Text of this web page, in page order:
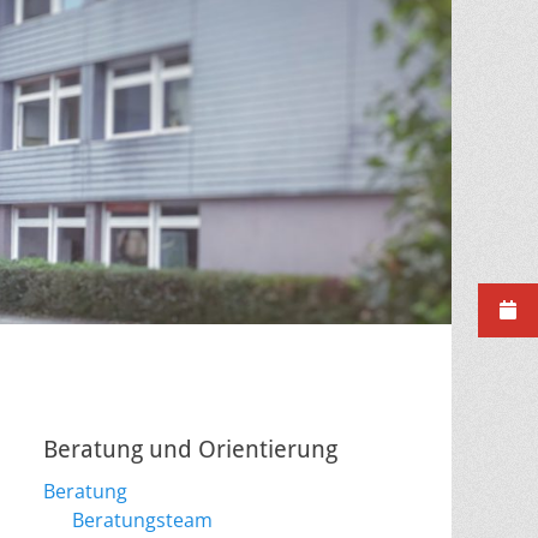
Beratung und Orientierung
Beratung
Beratungsteam